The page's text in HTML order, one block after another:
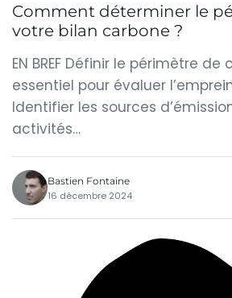
Comment déterminer le
votre bilan carbone ?
EN BREF Définir le périmètre de
essentiel pour évaluer
Identifier les sources
activités…
Bastien Fontaine
16 décembre 2024